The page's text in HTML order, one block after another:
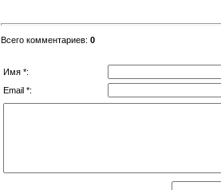
Всего комментариев: 0
Имя *:
Email *: